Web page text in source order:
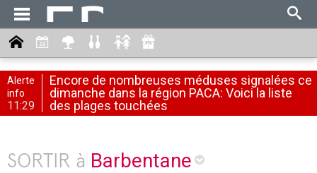
Alerte
info
11:29
Encore de nombreuses méduses signalées ce
dimanche dans la région PACA: Voici la liste
des plages touchées
SORTIR à Barbentane